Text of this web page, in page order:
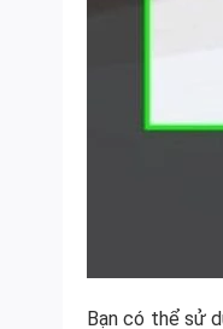
Bạn có thể sử